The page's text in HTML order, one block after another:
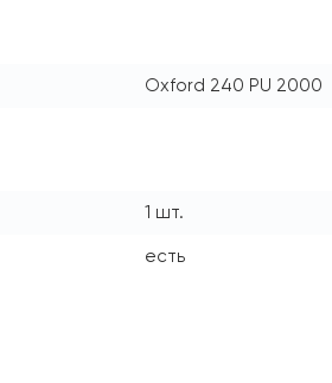
Oxford 240 PU 2000
1 шт.
есть